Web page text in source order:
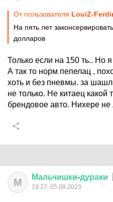
От пользователя LouiZ-
На пять лет
долларов
Только если на 150 ть.. Но
А так то норм пепелац ,
хоть и без пневмы. за
не только. Не китаец какой
брендовое авто. Нихере не
М Мальчишки-дураки
19:27, 05.08.2023